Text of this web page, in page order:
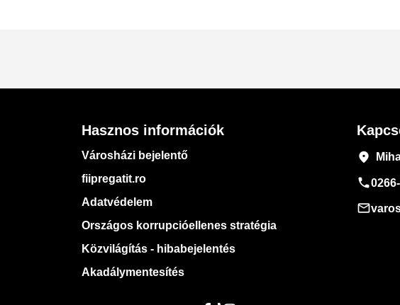
Hasznos információk
Városházi bejelentő
fiipregatit.ro
Adatvédelem
Országos korrupcióellenes stratégia
Közvilágítás - hibabejelentés
Akadálymentesítés
place
phone
mail_outline